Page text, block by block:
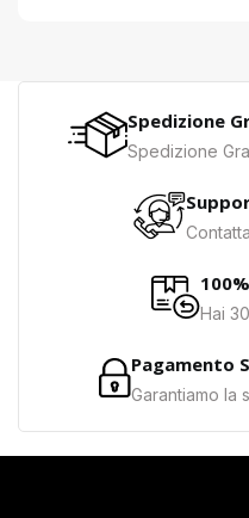
Spedizione
Spedizione
Hai
Pagamento
Garantiamo la